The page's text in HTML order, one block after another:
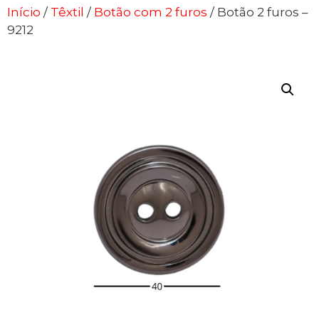
Início / Têxtil / Botão com 2 furos / Botão 2 furos –
9212